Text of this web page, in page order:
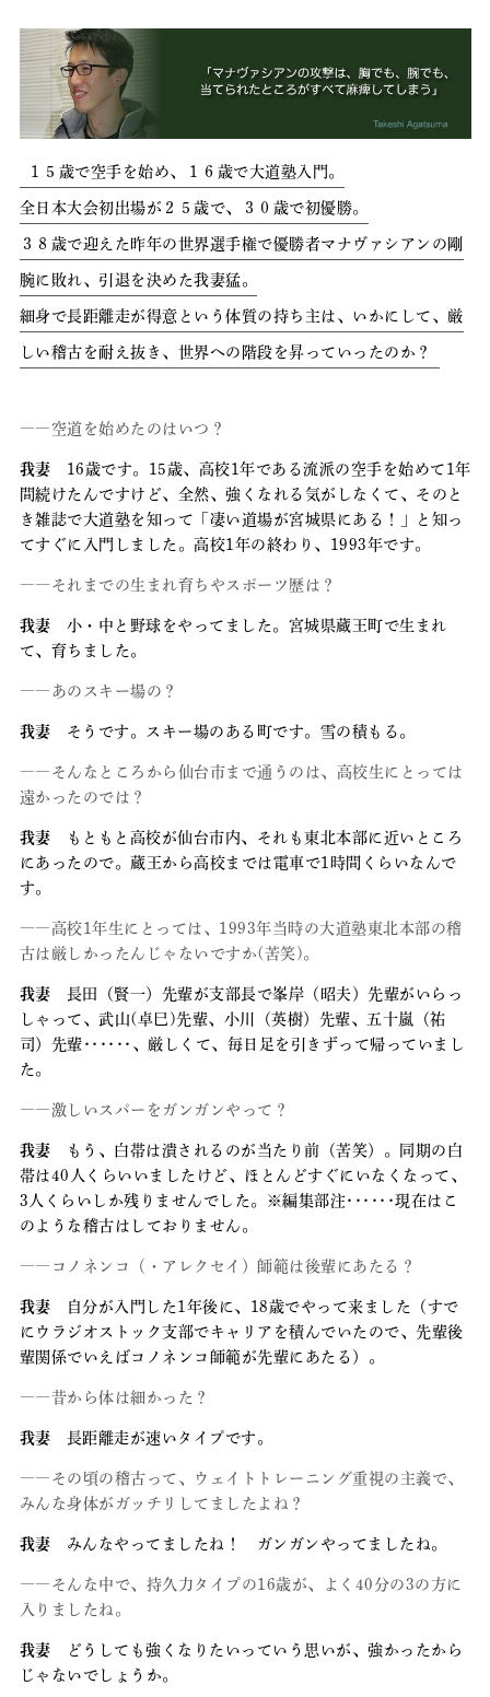
１５歳で空手を始め、１６歳で大道塾入門。
全日本大会初出場が２５歳で、３０歳で初優勝。
３８歳で迎えた昨年の世界選手権で優勝者マナヴァシアンの剛
腕に敗れ、引退を決めた我妻猛。
細身で長距離走が得意という体質の持ち主は、いかにして、厳
しい稽古を耐え抜き、世界への階段を昇っていったのか？
――空道を始めたのはいつ？
我妻
16歳です。15歳、高校1年である流派の空手を始めて1年
間続けたんですけど、全然、強くなれる気がしなくて、そのと
き雑誌で大道塾を知って「凄い道場が宮城県にある！」と知っ
てすぐに入門しました。高校1年の終わり、1993年です。
――それまでの生まれ育ちやスポーツ歴は？
我妻
小・中と野球をやってました。宮城県蔵王町で生まれ
て、育ちました。
――あのスキー場の？
我妻 そうです。スキー場のある町です。雪の積もる。
――そんなところから仙台市まで通うのは、高校生にとっては
遠かったのでは？
我妻
もともと高校が仙台市内、それも東北本部に近いところ
にあったので。蔵王から高校までは電車で1時間くらいなんで
す。
――高校1年生にとっては、1993年当時の大道塾東北本部の稽
古は厳しかったんじゃないですか(苦笑)。
我妻
長田（賢一）先輩が支部長で峯岸（昭夫）先輩がいらっ
しゃって、武山(卓巳)先輩、小川（英樹）先輩、五十嵐（祐
司）先輩･･････、厳しくて、毎日足を引きずって帰っていまし
た。
――激しいスパーをガンガンやって？
我妻
もう、白帯は潰されるのが当たり前（苦笑）。同期の白
帯は40人くらいいましたけど、ほとんどすぐにいなくなって、
3人くらいしか残りませんでした。※編集部注･･････現在はこ
のような稽古はしておりません。
――コノネンコ（・アレクセイ）師範は後輩にあたる？
我妻
自分が入門した1年後に、18歳でやって来ました（すで
にウラジオストック支部でキャリアを積んでいたので、先輩後
輩関係でいえばコノネンコ師範が先輩にあたる）。
――昔から体は細かった？
我妻 長距離走が速いタイプです。
――その頃の稽古って、ウェイトトレーニング重視の主義で、
みんな身体がガッチリしてましたよね？
我妻 みんなやってましたね！ ガンガンやってましたね。
――そんな中で、持久力タイプの16歳が、よく40分の3の方に
入りましたね。
我妻
どうしても強くなりたいっていう思いが、強かったから
じゃないでしょうか。